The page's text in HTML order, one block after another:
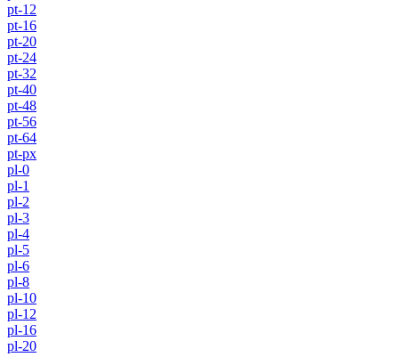
pt-12
pt-16
pt-20
pt-24
pt-32
pt-40
pt-48
pt-56
pt-64
pt-px
pl-0
pl-1
pl-2
pl-3
pl-4
pl-5
pl-6
pl-8
pl-10
pl-12
pl-16
pl-20